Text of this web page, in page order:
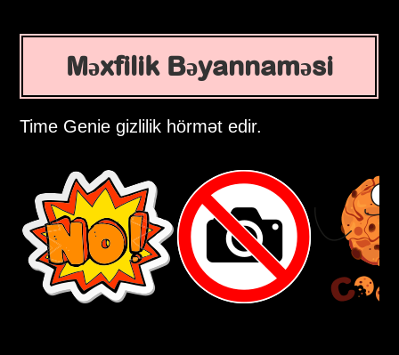
Məxfilik Bəyannaməsi
Time Genie gizlilik hörmət edir.